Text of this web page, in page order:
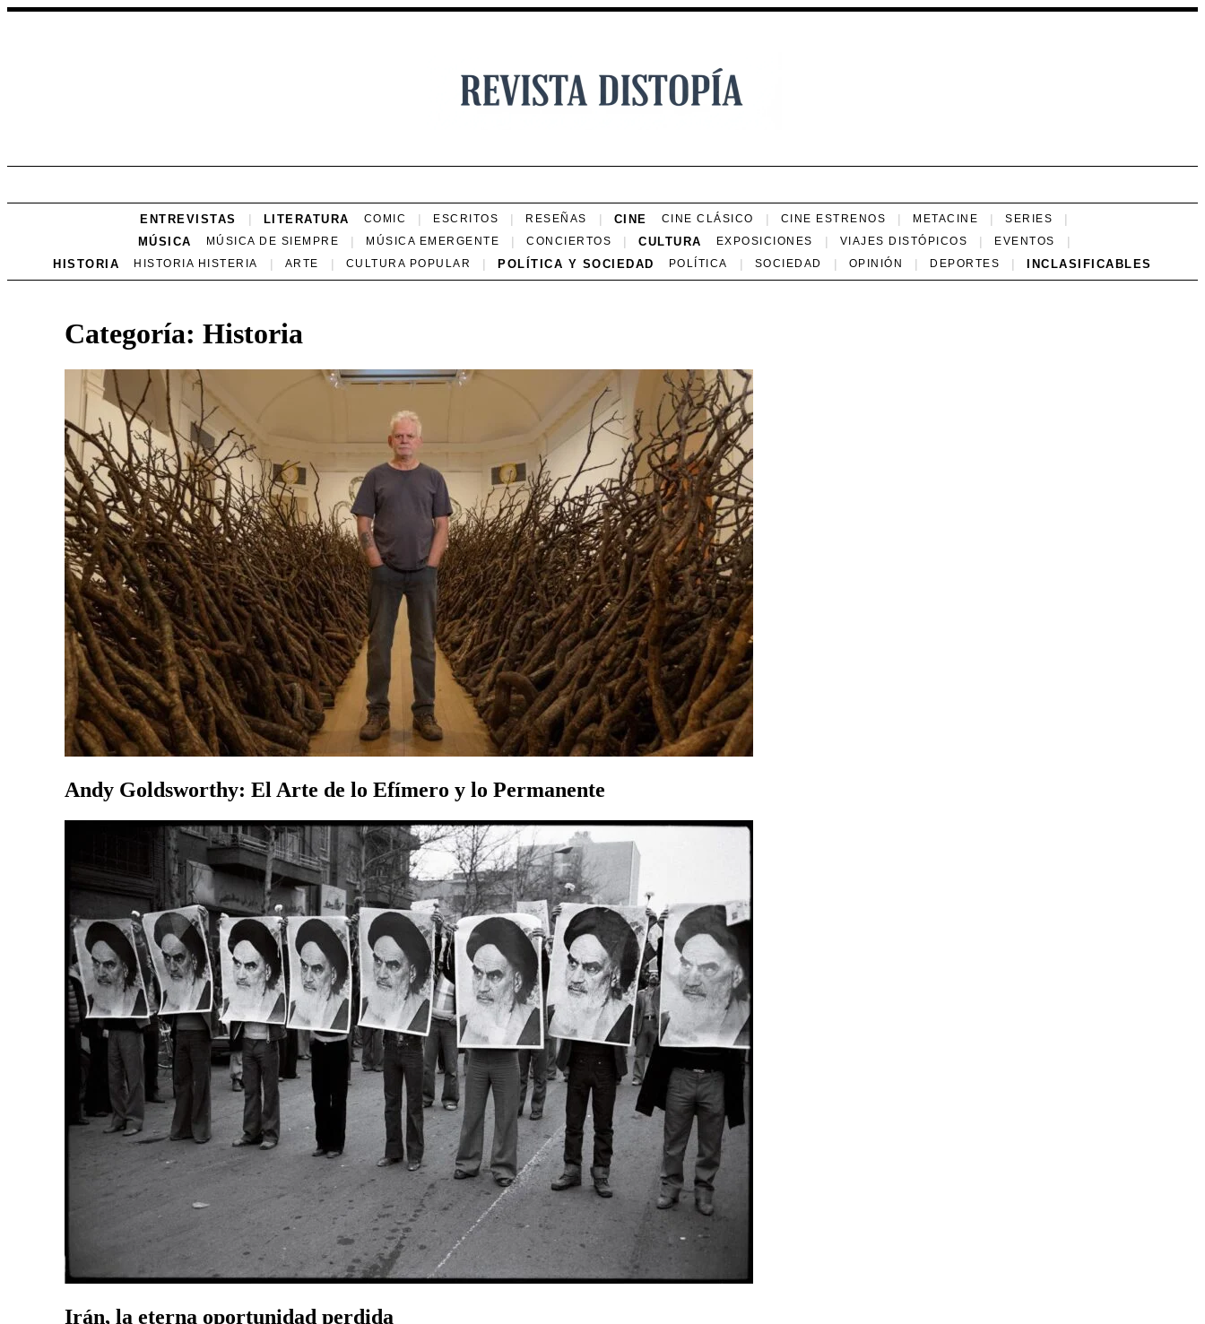
ENTREVISTAS LITERATURA COMIC ESCRITOS RESEÑAS CINE CINE CLÁSICO CINE ESTRENOS METACINE SERIES
MÚSICA MÚSICA DE SIEMPRE MÚSICA EMERGENTE CONCIERTOS CULTURA EXPOSICIONES VIAJES DISTÓPICOS EVENTOS
HISTORIA HISTORIA HISTERIA ARTE CULTURA POPULAR POLÍTICA Y SOCIEDAD POLÍTICA SOCIEDAD OPINIÓN DEPORTES INCLASIFICABLES
Categoría: Historia
Andy Goldsworthy: El Arte de lo Efímero y lo Permanente
Irán, la eterna oportunidad perdida